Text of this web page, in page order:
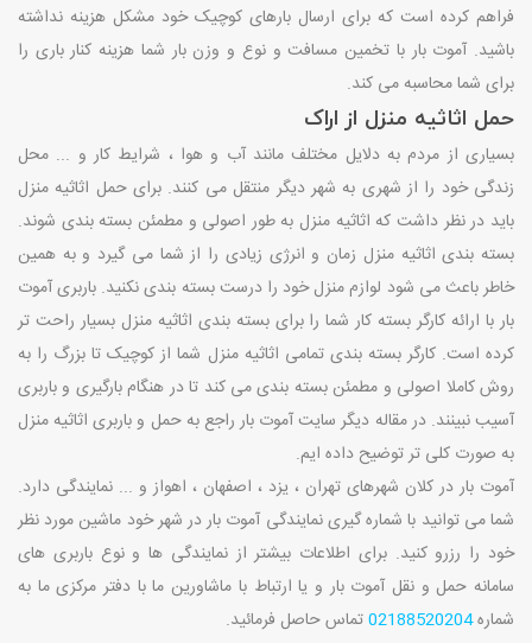
فراهم کرده است که برای ارسال بارهای کوچیک خود مشکل هزینه نداشته
باشید. آموت بار با تخمین مسافت و نوع و وزن بار شما هزینه کنار باری را
برای شما محاسبه می کند.
حمل اثاثیه منزل از اراک
بسیاری از مردم به دلایل مختلف مانند آب و هوا ، شرایط کار و ... محل
زندگی خود را از شهری به شهر دیگر منتقل می کنند. برای حمل اثاثیه منزل
باید در نظر داشت که اثاثیه منزل به طور اصولی و مطمئن بسته بندی شوند.
بسته بندی اثاثیه منزل زمان و انرژی زیادی را از شما می گیرد و به همین
خاطر باعث می شود لوازم منزل خود را درست بسته بندی نکنید. باربری آموت
بار با ارائه کارگر بسته کار شما را برای بسته بندی اثاثیه منزل بسیار راحت تر
کرده است. کارگر بسته بندی تمامی اثاثیه منزل شما از کوچیک تا بزرگ را به
روش کاملا اصولی و مطمئن بسته بندی می کند تا در هنگام بارگیری و باربری
آسیب نبینند. در مقاله دیگر سایت آموت بار راجع به حمل و باربری اثاثیه منزل
به صورت کلی تر توضیح داده ایم.
آموت بار در کلان شهرهای تهران ، یزد ، اصفهان ، اهواز و ... نمایندگی دارد.
شما می توانید با شماره گیری نمایندگی آموت بار در شهر خود ماشین مورد نظر
خود را رزرو کنید. برای اطلاعات بیشتر از نمایندگی ها و نوع باربری های
سامانه حمل و نقل آموت بار و یا ارتباط با ماشاورین ما با دفتر مرکزی ما به
شماره02188520204تماس حاصل فرمائید.